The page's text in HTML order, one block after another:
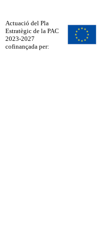
Actuació del Pla
Estratègic de la PAC
2023-2027
cofinançada per: